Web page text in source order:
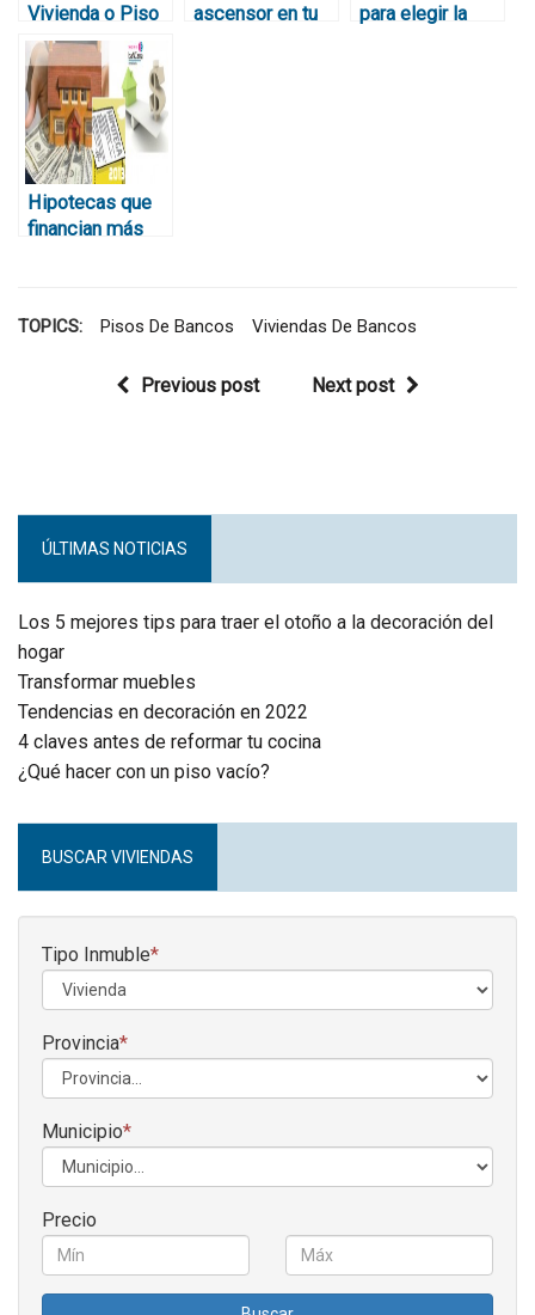
Vivienda o Piso
del Banco y la
destinas a
alquiler te dará
un 4´6%
ascensor en tu
para elegir la
Hipotecas que
financian más
años
TOPICS: Pisos De Bancos Viviendas De Bancos
Previous post Next post
ÚLTIMAS NOTICIAS
Los 5 mejores tips para traer el otoño a la decoración del
hogar
Transformar muebles
Tendencias en decoración en 2022
4 claves antes de reformar tu cocina
¿Qué hacer con un piso vacío?
BUSCAR VIVIENDAS
Tipo Inmuble*
Provincia*
Municipio*
Precio